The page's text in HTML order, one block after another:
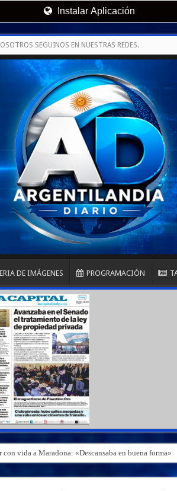
Instalar Aplicación
SEGUINOS EN NUESTRAS REDES.
DE IMÁGENES PROGRAMACIÓN
vida a Maradona: «Descansaba en buena forma»